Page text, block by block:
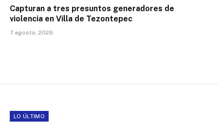
Capturan a tres presuntos generadores de
violencia en Villa de Tezontepec
7 agosto, 2026
LO ÚLTIMO